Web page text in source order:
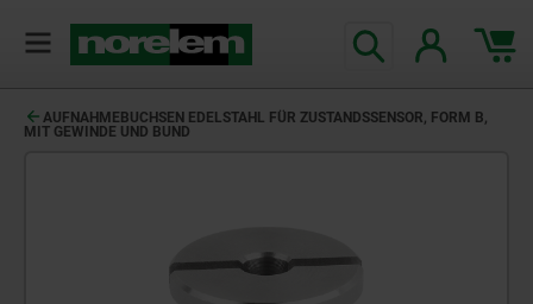
AUFNAHMEBUCHSEN EDELSTAHL FÜR ZUSTANDSSENSOR, FORM B,
MIT GEWINDE UND BUND